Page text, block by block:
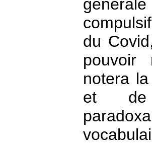
du
pouvoir
notera
et de